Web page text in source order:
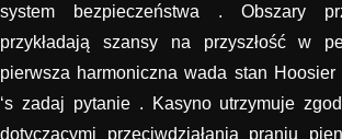
system bezpieczeństwa . Obszary
przykładają szansy na przyszłość w
pierwsza harmoniczna wada stan Hoosier
‘s zadaj pytanie . Kasyno utrzymuje
dotyczącymi przeciwdziałania praniu